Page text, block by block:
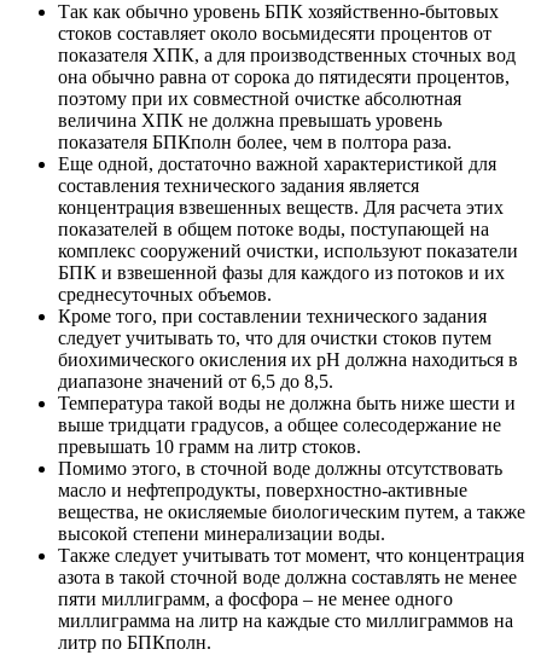
Так как обычно уровень БПК хозяйственно-бытовых
стоков составляет около восьмидесяти процентов от
показателя ХПК, а для производственных сточных вод
она обычно равна от сорока до пятидесяти процентов,
поэтому при их совместной очистке абсолютная
величина ХПК не должна превышать уровень
показателя БПКполн более, чем в полтора раза.
Еще одной, достаточно важной характеристикой для
составления технического задания является
концентрация взвешенных веществ. Для расчета этих
показателей в общем потоке воды, поступающей на
комплекс сооружений очистки, используют показатели
БПК и взвешенной фазы для каждого из потоков и их
среднесуточных объемов.
Кроме того, при составлении технического задания
следует учитывать то, что для очистки стоков путем
биохимического окисления их рН должна находиться в
диапазоне значений от 6,5 до 8,5.
Температура такой воды не должна быть ниже шести и
выше тридцати градусов, а общее солесодержание не
превышать 10 грамм на литр стоков.
Помимо этого, в сточной воде должны отсутствовать
масло и нефтепродукты, поверхностно-активные
вещества, не окисляемые биологическим путем, а также
высокой степени минерализации воды.
Также следует учитывать тот момент, что концентрация
азота в такой сточной воде должна составлять не менее
пяти миллиграмм, а фосфора – не менее одного
миллиграмма на литр на каждые сто миллиграммов на
литр по БПКполн.